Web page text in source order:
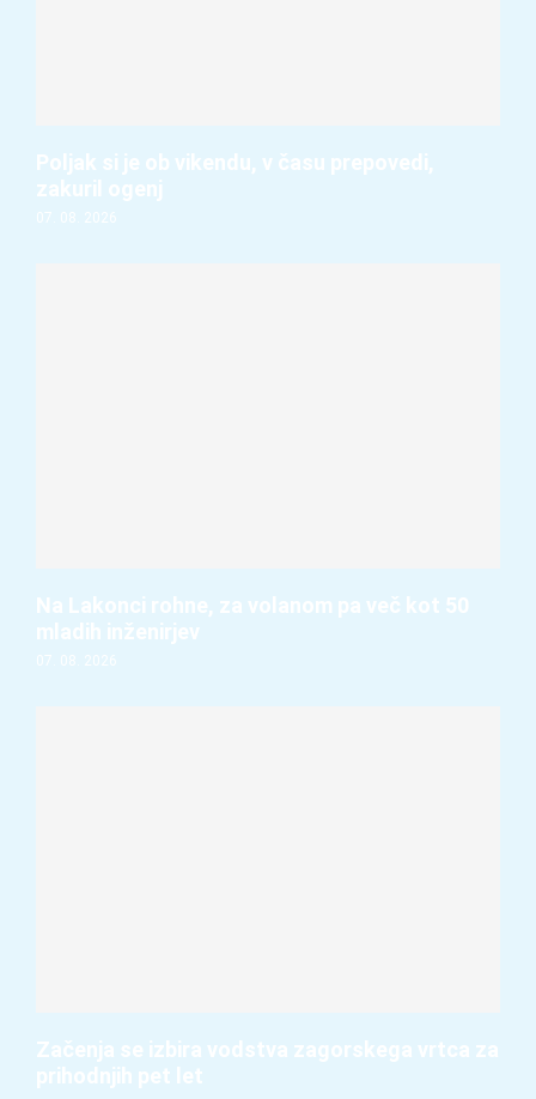
Poljak si je ob vikendu, v času prepovedi,
zakuril ogenj
07. 08. 2026
Na Lakonci rohne, za volanom pa več kot 50
mladih inženirjev
07. 08. 2026
Začenja se izbira vodstva zagorskega vrtca za
prihodnjih pet let